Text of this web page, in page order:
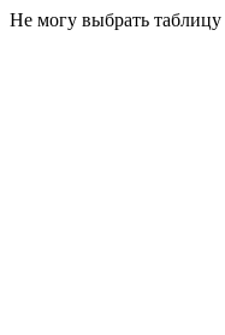
Не могу выбрать таблицу